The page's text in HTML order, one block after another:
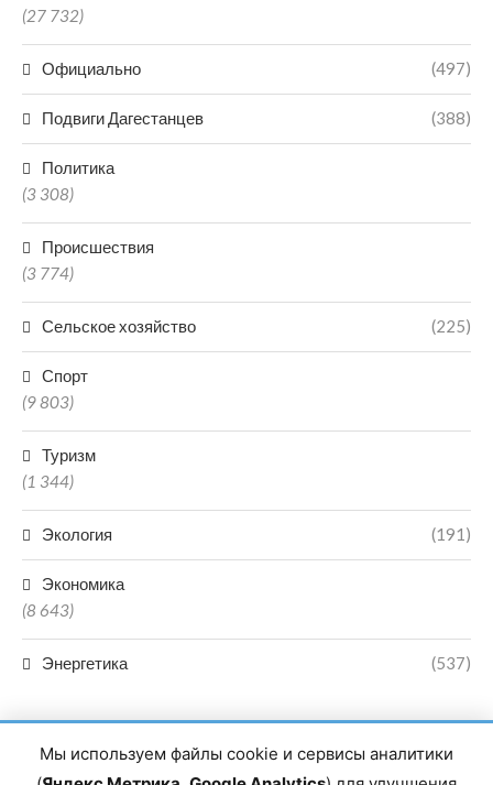
(27 732)
Официально (497)
Подвиги Дагестанцев (388)
Политика
(3 308)
Происшествия
(3 774)
Сельское хозяйство (225)
Спорт
(9 803)
Туризм
(1 344)
Экология (191)
Экономика
(8 643)
Энергетика (537)
Мы используем файлы cookie и сервисы аналитики